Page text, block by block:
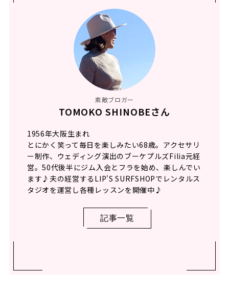
素敵ブロガー
TOMOKO SHINOBEさん
1956年大阪生まれ
とにかく笑って毎日を楽しみたい68歳。アクセサリ
ー制作、ウェディング演出のブーケプルズFilia元経
営。50代後半にジム入会とフラを始め、楽しんでい
ます♪夫の経営するLIP'S SURFSHOPでレンタルス
タジオを運営し各種レッスンを開催中♪
記事一覧